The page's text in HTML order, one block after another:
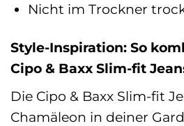
Nicht im Trockner
Style-Inspiration: So
Cipo & Baxx Slim-fit
Die Cipo & Baxx Slim-fit
Chamäleon in deiner